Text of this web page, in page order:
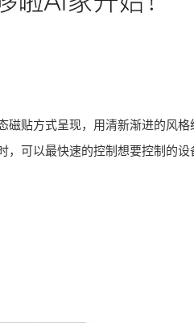
磁贴方式呈现，用清新渐进的风
，可以最快速的控制想要控制的